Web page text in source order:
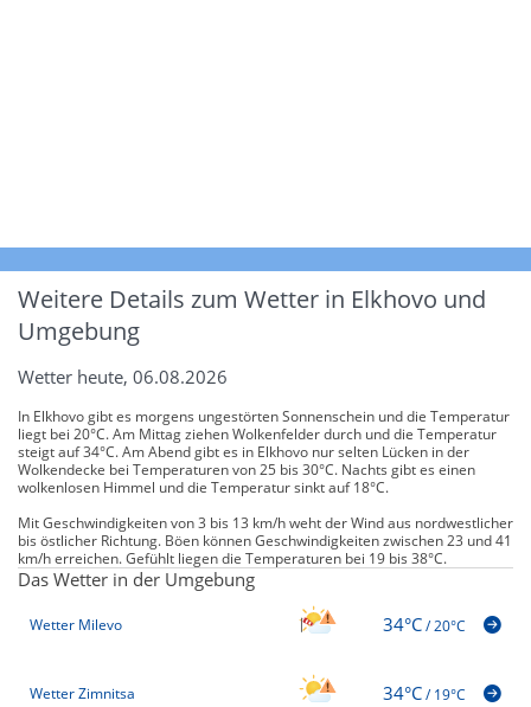
Weitere Details zum Wetter in Elkhovo und
Umgebung
Wetter heute, 06.08.2026
In Elkhovo gibt es morgens ungestörten Sonnenschein und die Temperatur
liegt bei 20°C. Am Mittag ziehen Wolkenfelder durch und die Temperatur
steigt auf 34°C. Am Abend gibt es in Elkhovo nur selten Lücken in der
Wolkendecke bei Temperaturen von 25 bis 30°C. Nachts gibt es einen
wolkenlosen Himmel und die Temperatur sinkt auf 18°C.
Mit Geschwindigkeiten von 3 bis 13 km/h weht der Wind aus nordwestlicher
bis östlicher Richtung. Böen können Geschwindigkeiten zwischen 23 und 41
km/h erreichen. Gefühlt liegen die Temperaturen bei 19 bis 38°C.
Das Wetter in der Umgebung
Wetter Milevo 34°C/20°C
Wetter Zimnitsa 34°C/19°C